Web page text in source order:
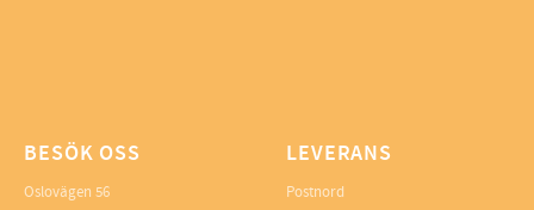
BESÖK OSS
Oslovägen 56
LEVERANS
Postnord